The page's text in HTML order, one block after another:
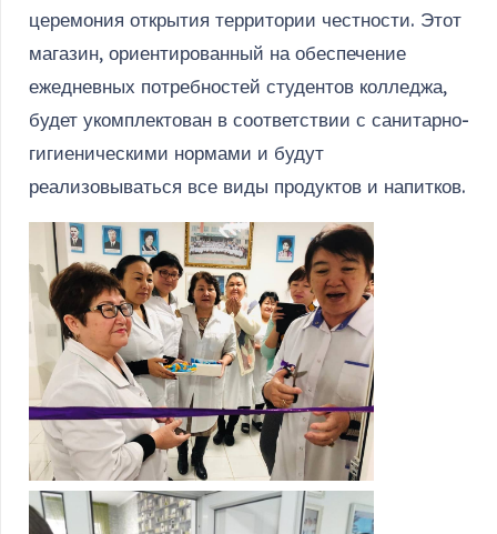
церемония открытия территории честности. Этот
магазин, ориентированный на обеспечение
ежедневных потребностей студентов колледжа,
будет укомплектован в соответствии с санитарно-
гигиеническими нормами и будут
реализовываться все виды продуктов и напитков.